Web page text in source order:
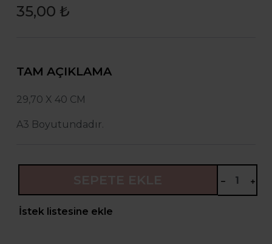
35,00 ₺
TAM AÇIKLAMA
29,70 X 40 CM
A3 Boyutundadır.
İstek listesine ekle